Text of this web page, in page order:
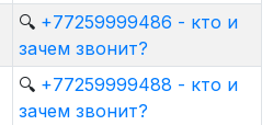
🔍 +77259999486 - кто и
зачем звонит?
🔍 +77259999488 - кто и
зачем звонит?